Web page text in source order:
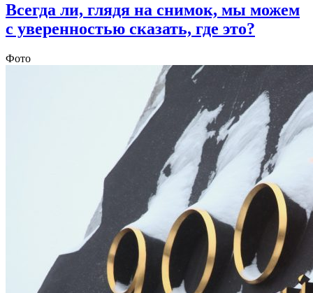
Всегда ли, глядя на снимок, мы можем
с уверенностью сказать, где это?
Фото